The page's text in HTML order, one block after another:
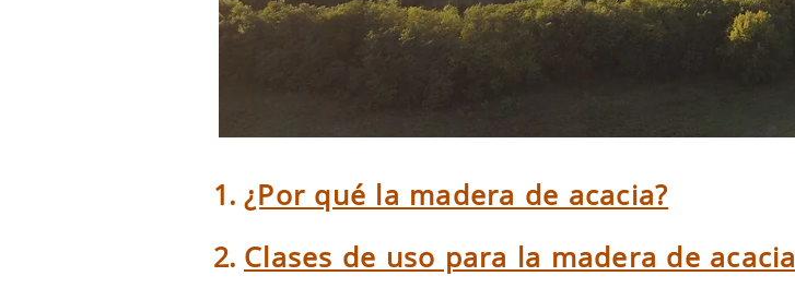
¿Por qué la madera de acacia?
Clases de uso para la madera de acacia